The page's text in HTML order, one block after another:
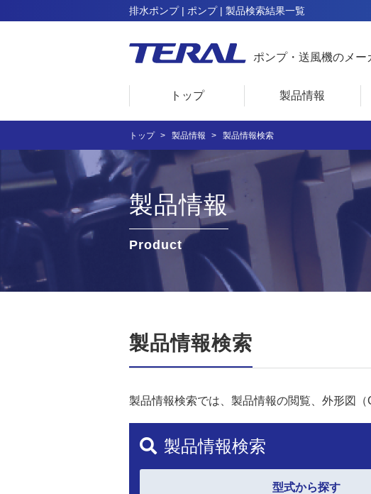
排水ポンプ | ポンプ | 製品検索結果一覧
ポンプ・送風機のメー
トップ 製品情報
トップ 製品情報 製品情報検索
製品情報
Product
製品情報検索
製品情報検索では、製品情報の閲覧、外形図
製品情報検索
型式から探す